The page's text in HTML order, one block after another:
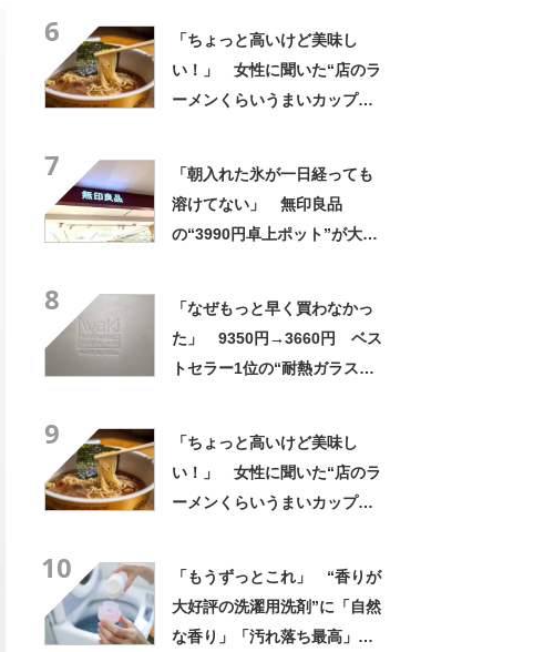
6
「ちょっと高いけど美味し
い！」 女性に聞いた“店のラ
ーメンくらいうまいカップ
7
「朝入れた氷が一日経っても
溶けてない」 無印良品
の“3990円卓上ポット”が大好
8
「なぜもっと早く買わなかっ
た」 9350円→3660円 ベス
トセラー1位の“耐熱ガラス容
9
「ちょっと高いけど美味し
い！」 女性に聞いた“店のラ
ーメンくらいうまいカップ
10
「もうずっとこれ」 “香りが
大好評の洗濯用洗剤”に「自然
な香り」「汚れ落ち最高」